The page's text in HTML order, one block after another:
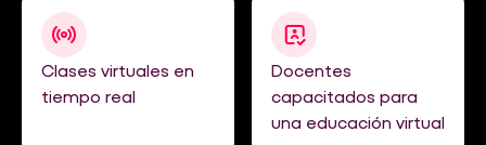
Clases virtuales en
tiempo real
Docentes
capacitados para
una educación virtual